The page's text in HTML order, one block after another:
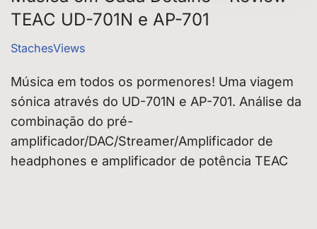
TEAC UD-701N e AP-701
StachesViews
Música em todos os pormenores! Uma viagem
sónica através do UD-701N e AP-701. Análise da
combinação do pré-
amplificador/DAC/Streamer/Amplificador de
headphones e amplificador de potência TEAC